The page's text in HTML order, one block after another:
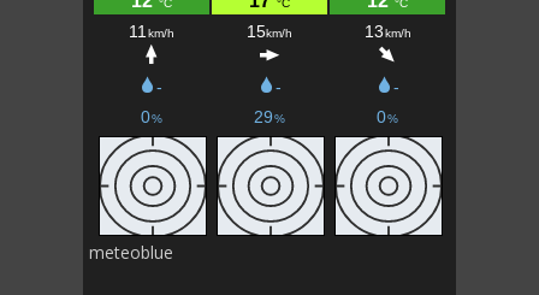
meteoblue